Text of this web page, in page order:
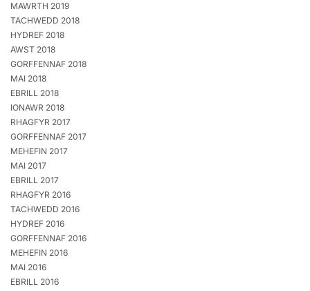
MAWRTH 2019
TACHWEDD 2018
HYDREF 2018
AWST 2018
GORFFENNAF 2018
MAI 2018
EBRILL 2018
IONAWR 2018
RHAGFYR 2017
GORFFENNAF 2017
MEHEFIN 2017
MAI 2017
EBRILL 2017
RHAGFYR 2016
TACHWEDD 2016
HYDREF 2016
GORFFENNAF 2016
MEHEFIN 2016
MAI 2016
EBRILL 2016